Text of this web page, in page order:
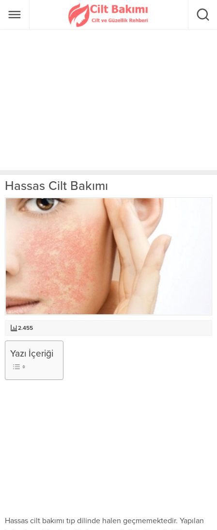
Hassas Cilt Bakımı
2.455
Yazı İçeriği
Hassas cilt bakımı tıp dilinde halen geçmemektedir. Yapılan